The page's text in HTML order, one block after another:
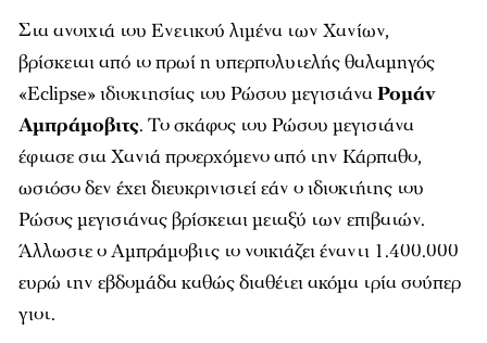
Στα ανοιχτά του Ενετικού λιμένα των Χανίων,
βρίσκεται από το πρωί η υπερπολυτελής θαλαμηγός
«Eclipse» ιδιοκτησίας του Ρώσου μεγιστάναΡομάν
Αμπράμοβιτς. Το σκάφος του Ρώσου μεγιστάνα
έφτασε στα Χανιά προερχόμενο από την Κάρπαθο,
ωστόσο δεν έχει διευκρινιστεί εάν ο ιδιοκτήτης του
Ρώσος μεγιστάνας βρίσκεται μεταξύ των επιβατών.
Άλλωστε ο Αμπράμοβιτς το νοικιάζει έναντι 1.400.000
ευρώ την εβδομάδα καθώς διαθέτει ακόμα τρία σούπερ
γιοτ.